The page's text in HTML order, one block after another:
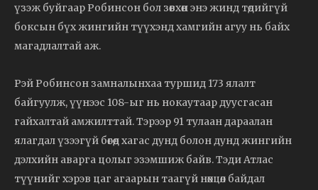
үзэж буйгаар Робинсон бол зөвхөн энэ жинд төдийгүй
боксын бүх жингийн түүхэнд хамгийн агуу нь байх
магадлалтай аж.
Рэй Робинсон замналынхаа туршид 173 ялалт
байгуулж, үүнээс 108-ыг нь нокаутаар дуусгасан
гайхалтай амжилттай. Тэрээр 91 тулаан дараалан
ялагдал үзээгүй бөгөөд хагас дунд болон дунд жингийн
дэлхийн аварга цолыг эзэмшиж байв. Тэди Атлас
түүнийг хэрэв цаг агаарын таагүй нөхцөл байдал